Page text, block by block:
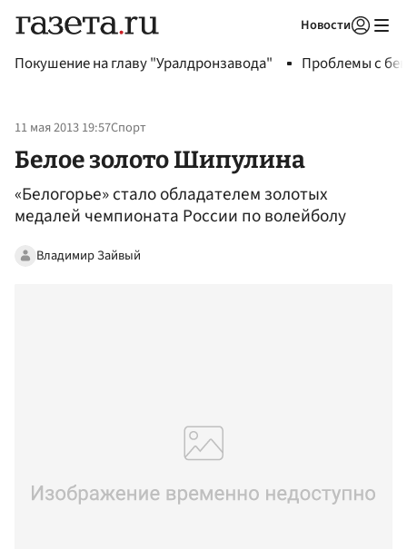
Новости
Покушение на главу "Уралдронзавода" Проблемы с
11 мая 2013 19:57Спорт
Белое золото Шипулина
«Белогорье» стало обладателем золотых
медалей чемпионата России по волейболу
Владимир Зайвый